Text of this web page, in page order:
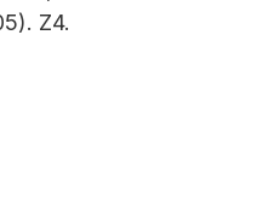
Z4.